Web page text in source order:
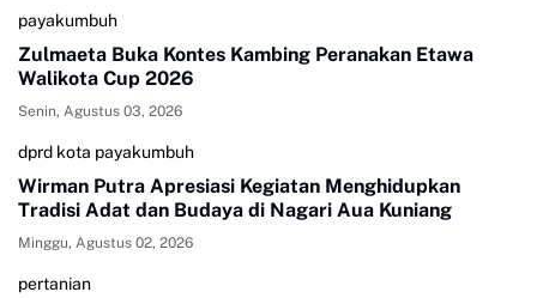
payakumbuh
Zulmaeta Buka Kontes Kambing Peranakan Etawa
Walikota Cup 2026
Senin, Agustus 03, 2026
dprd kota payakumbuh
Wirman Putra Apresiasi Kegiatan Menghidupkan
Tradisi Adat dan Budaya di Nagari Aua Kuniang
Minggu, Agustus 02, 2026
pertanian